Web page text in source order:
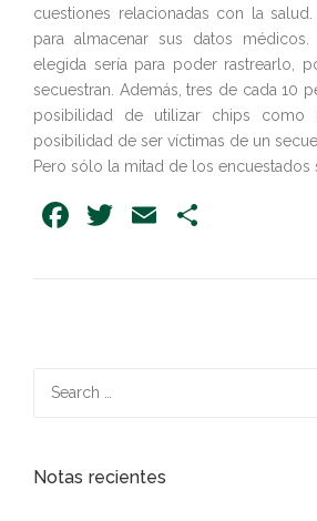
cuestiones relacionadas con la
para almacenar sus datos
elegida sería para poder rastrearlo,
secuestran. Además, tres de cada 10
posibilidad de utilizar chips como
posibilidad de ser víctimas de un
Pero sólo la mitad de los encuestados
Facebook
Twitter
Email
Notas recientes